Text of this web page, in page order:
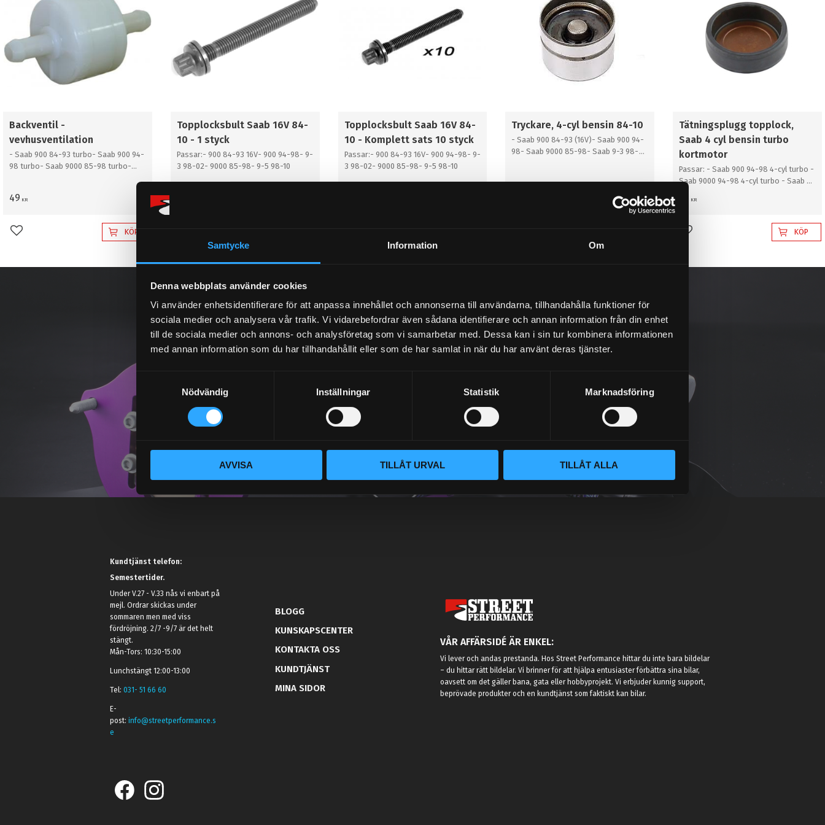
Samtycke Information Om
Denna webbplats använder cookies
Vi använder enhetsidentifierare för att anpassa innehållet och annonserna till användarna, tillhandahålla funktioner för
sociala medier och analysera vår trafik. Vi vidarebefordrar även sådana identifierare och annan information från din enhet
till de sociala medier och annons- och analysföretag som vi samarbetar med. Dessa kan i sin tur kombinera informationen
med annan information som du har tillhandahållit eller som de har samlat in när du har använt deras tjänster.
c
e
s
Nödvändig Inställningar Statistik Marknadsföring
AVVISA TILLÅT URVAL TILLÅT ALLA
Backventil -
vevhusventilation
- Saab 900 84-93 turbo- Saab 900 94-
98 turbo- Saab 9000 85-98 turbo-
49 KR
Lägg till i favoriter KÖP
Topplocksbult Saab 16V 84-
10 - 1 styck
Passar:- 900 84-93 16V- 900 94-98- 9-
3 98-02- 9000 85-98- 9-5 98-10
Topplocksbult Saab 16V 84-
10 - Komplett sats 10 styck
Passar:- 900 84-93 16V- 900 94-98- 9-
3 98-02- 9000 85-98- 9-5 98-10
Tryckare, 4-cyl bensin 84-10
- Saab 900 84-93 (16V)- Saab 900 94-
98- Saab 9000 85-98- Saab 9-3 98-
Tätningsplugg topplock,
Saab 4 cyl bensin turbo
kortmotor
Passar: - Saab 900 94-98 4-cyl turbo -
Saab 9000 94-98 4-cyl turbo​ - Saab 9-
98-10 4-cyl bensinturbo
KR
Lägg till i favoriter KÖP
NYHETSBREV
PRENUMERERA
Kundtjänst telefon:
Semestertider.
Under V.27 - V.33 nås vi enbart på
mejl. Ordrar skickas under
sommaren men med viss
fördröjning. 2/7 -9/7 är det helt
stängt.
Mån-Tors: 10:30-15:00
Lunchstängt 12:00-13:00
Tel:031- 51 66 60
E-
post:info@streetperformance.s
e
BLOGG
KUNSKAPSCENTER
KONTAKTA OSS
KUNDTJÄNST
MINA SIDOR
VÅR AFFÄRSIDÉ ÄR ENKEL:
Vi lever och andas prestanda. Hos Street Performance hittar du inte bara bildelar
– du hittar rätt bildelar. Vi brinner för att hjälpa entusiaster förbättra sina bilar,
oavsett om det gäller bana, gata eller hobbyprojekt. Vi erbjuder kunnig support,
beprövade produkter och en kundtjänst som faktiskt kan bilar.